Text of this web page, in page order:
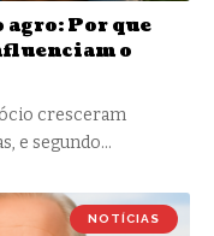
Por que
o
cresceram
e segundo…
NOTÍCIAS